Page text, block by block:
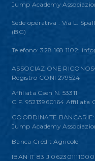
Jump Academy
Sede operativa : Via L.
(BG)
Telefono: 328 168 1102;
ASSOCIAZIONE
Registro CONI 279524
Affiliata Csen N. 53311
C.F. 95213960164 Affiliata
COORDINATE BANCARIE:
Jump Academy
Banca Crédit Agricole
IBAN IT 83 J